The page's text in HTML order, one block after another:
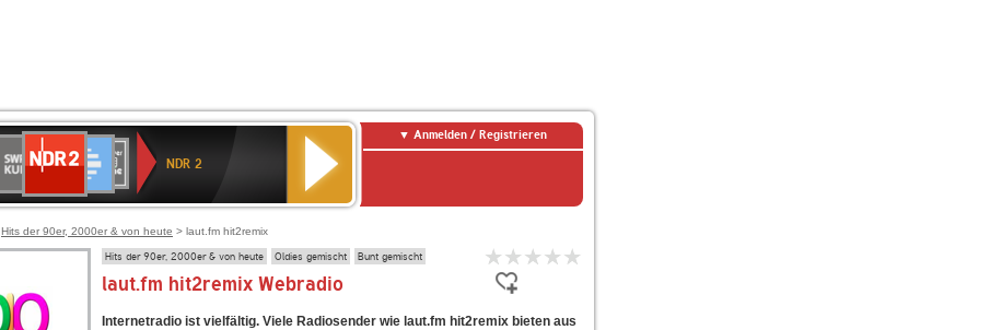
Deutschlandfunk
80er
90er
OLDIE
ANTENNE
SWR3
WDR
4
BR-
KLASSIK
Deutschlandfunk
Kultur
ANTENNE
BAYERN
Kultur
2
NDR 2
Anmelden / Registrieren
Hits der 90er, 2000er & von heute > laut.fm hit2remix
Hits der 90er, 2000er & von heute Oldies gemischt Bunt gemischt
laut.fm hit2remix Webradio
Internetradio ist vielfältig. Viele Radiosender wie laut.fm hit2remix bieten aus